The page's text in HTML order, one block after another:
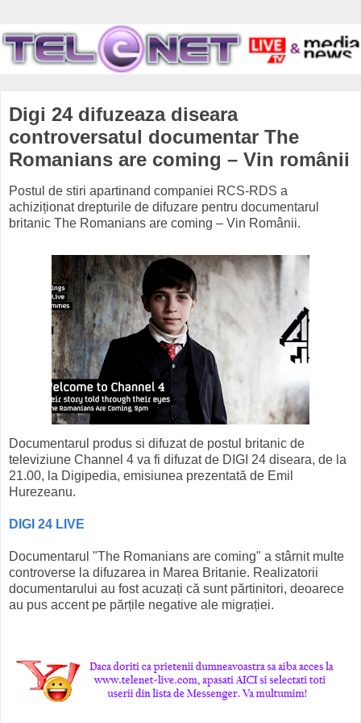
Digi 24 difuzeaza diseara
controversatul documentar The
Romanians are coming – Vin românii
Postul de stiri apartinand companiei RCS-RDS a
achiziționat drepturile de difuzare pentru documentarul
britanic The Romanians are coming – Vin Românii.
Documentarul produs si difuzat de postul britanic de
televiziune Channel 4 va fi difuzat de DIGI 24 diseara, de la
21.00, la Digipedia, emisiunea prezentată de Emil
Hurezeanu.
DIGI 24 LIVE
Documentarul "The Romanians are coming" a stârnit multe
controverse la difuzarea in Marea Britanie. Realizatorii
documentarului au fost acuzați că sunt părtinitori, deoarece
au pus accent pe părțile negative ale migrației.